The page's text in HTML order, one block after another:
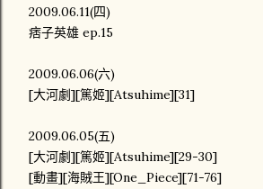
2009.06.11(四)
痞子英雄 ep.15
2009.06.06(六)
[大河劇][篤姬][Atsuhime][31]
2009.06.05(五)
[大河劇][篤姬][Atsuhime][29-30]
[動畫][海賊王][One_Piece][71-76]